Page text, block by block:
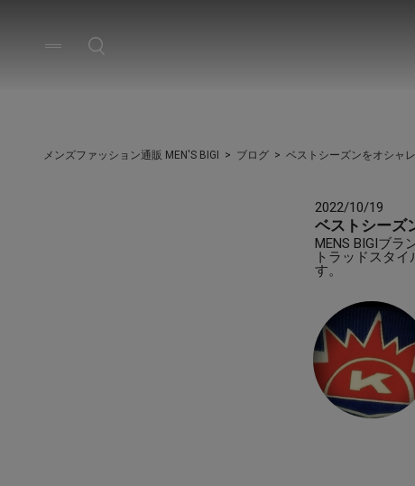
メンズファッション通販 MEN'S BIGI ブログ ベストシーズンをオシャ
2022/10/19
ベストシーズ
MENS BIGIブラ
トラッドスタ
す。